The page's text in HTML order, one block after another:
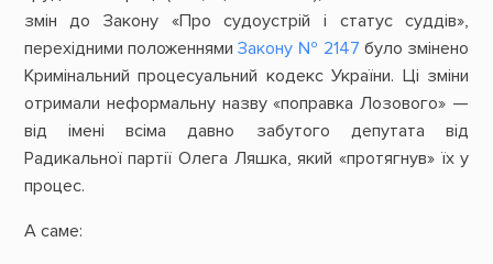
змін до Закону «Про судоустрій і статус суддів»,
перехідними положеннямиЗакону № 2147 було змінено
Кримінальний процесуальний кодекс України. Ці зміни
отримали неформальну назву «поправка Лозового» —
від імені всіма давно забутого депутата від
Радикальної партії Олега Ляшка, який «протягнув» їх у
процес.
А саме: